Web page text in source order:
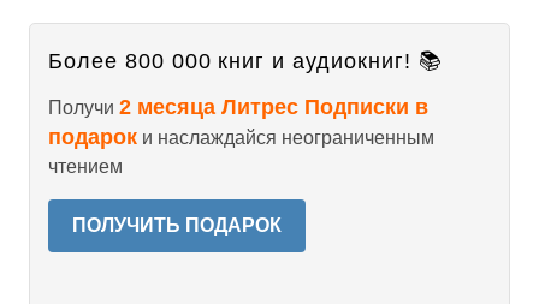
Более 800 000 книг и аудиокниг! 📚
Получи 2 месяца Литрес Подписки в
подарок и наслаждайся неограниченным
чтением
ПОЛУЧИТЬ ПОДАРОК